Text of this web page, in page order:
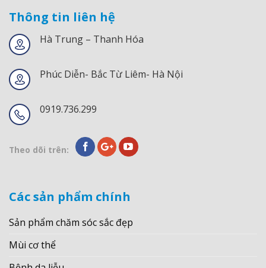
Thông tin liên hệ
Hà Trung – Thanh Hóa
Phúc Diễn- Bắc Từ Liêm- Hà Nội
0919.736.299
Theo dõi trên:
Các sản phẩm chính
Sản phẩm chăm sóc sắc đẹp
Mùi cơ thể